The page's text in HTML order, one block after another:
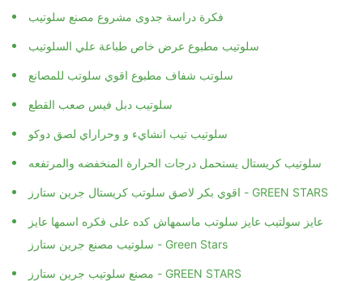
فكرة دراسة جدوى مشروع مصنع سلوتيب
سلوتيب مطبوع عرض خاص طباعة علي السلوتيب
سلوتب شفاف مطبوع اقوي سلوتب للمصانع
سلوتيب دبل فيس صعب القطع
سلوتيب تيب انشايء و وحراراي لصق دوكو
سلوتيب كريستال يستحمل درجات الحرارة المنخفضه والمرتفعه
اقوي بكر لاصق سلوتب كريستال جرين ستارز - GREEN STARS
عايز سولتيب عايز سلوتب ماسمهاش كده على فكره اسمها عايز
سلوتيب مصنع جرين ستارز - Green Stars
مصنع سلوتيب جرين ستارز - GREEN STARS